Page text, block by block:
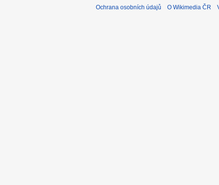
Ochrana osobních údajů O Wikimedia ČR